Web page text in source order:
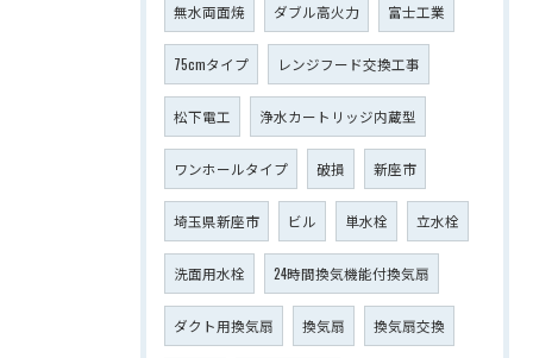
無水両面焼 ダブル高火力 富士工業
75cmタイプ レンジフード交換工事
松下電工 浄水カートリッジ内蔵型
ワンホールタイプ 破損 新座市
埼玉県新座市 ビル 単水栓 立水栓
洗面用水栓 24時間換気機能付換気扇
ダクト用換気扇 換気扇 換気扇交換